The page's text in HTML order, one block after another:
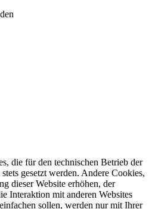
die für den technischen Betrieb der
gesetzt werden. Andere Cookies,
dieser Website erhöhen, der
Interaktion mit anderen Websites
sollen, werden nur mit Ihrer